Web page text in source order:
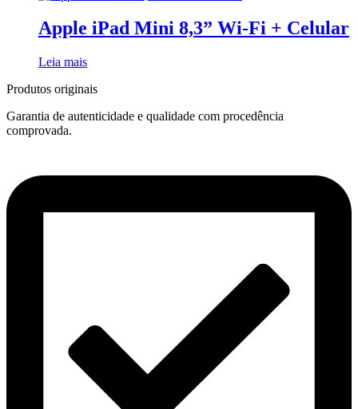
Apple iPad Mini 8,3” Wi-Fi + Celular
Leia mais
Produtos originais
Garantia de autenticidade e qualidade com procedência
comprovada.